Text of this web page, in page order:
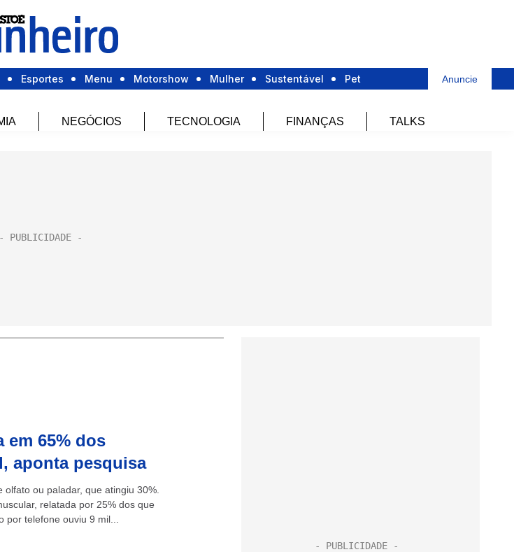
Esportes Menu Motorshow Mulher Sustentável Pet Anuncie
NEGÓCIOS TECNOLOGIA FINANÇAS TALKS
em 65% dos
aponta pesquisa
ou paladar, que atingiu 30%.
relatada por 25% dos que
telefone ouviu 9 mil...